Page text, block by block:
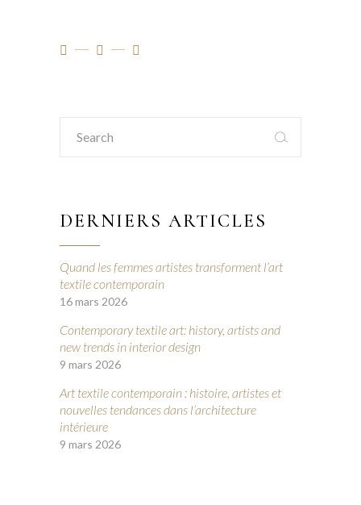
Search
for:
DERNIERS ARTICLES
Quand les femmes artistes transforment l’art
textile contemporain
16 mars 2026
Contemporary textile art: history, artists and
new trends in interior design
9 mars 2026
Art textile contemporain : histoire, artistes et
nouvelles tendances dans l’architecture
intérieure
9 mars 2026